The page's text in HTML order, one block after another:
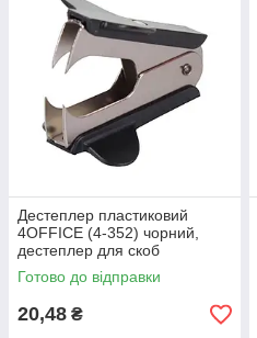
Дестеплер пластиковий
4OFFICE (4-352) чорний,
дестеплер для скоб
Готово до відправки
20,48 ₴